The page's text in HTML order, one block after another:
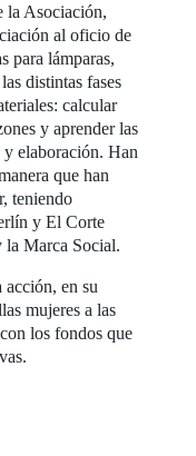
la Asociación,
al oficio de
para lámparas,
distintas fases
calcular
y aprender las
y elaboración. Han
que han
teniendo
y El Corte
la Marca Social.
acción, en su
mujeres a las
los fondos que